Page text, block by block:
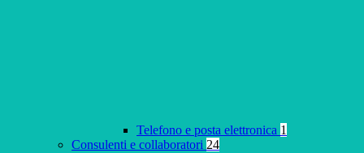
Telefono e posta elettronica 1
Consulenti e collaboratori 24